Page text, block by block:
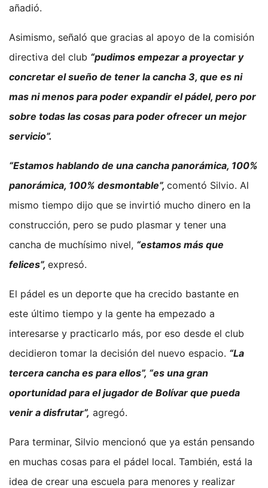
añadió.
Asimismo, señaló que gracias al apoyo de la comisión
directiva del club “pudimos empezar a proyectar y
concretar el sueño de tener la cancha 3, que es ni
mas ni menos para poder expandir el pádel, pero por
sobre todas las cosas para poder ofrecer un mejor
servicio”.
“Estamos hablando de una cancha panorámica, 100%
panorámica, 100% desmontable”, comentó Silvio. Al
mismo tiempo dijo que se invirtió mucho dinero en la
construcción, pero se pudo plasmar y tener una
cancha de muchísimo nivel, “estamos más que
felices”, expresó.
El pádel es un deporte que ha crecido bastante en
este último tiempo y la gente ha empezado a
interesarse y practicarlo más, por eso desde el club
decidieron tomar la decisión del nuevo espacio. “La
tercera cancha es para ellos”, “es una gran
oportunidad para el jugador de Bolívar que pueda
venir a disfrutar”, agregó.
Para terminar, Silvio mencionó que ya están pensando
en muchas cosas para el pádel local. También, está la
idea de crear una escuela para menores y realizar